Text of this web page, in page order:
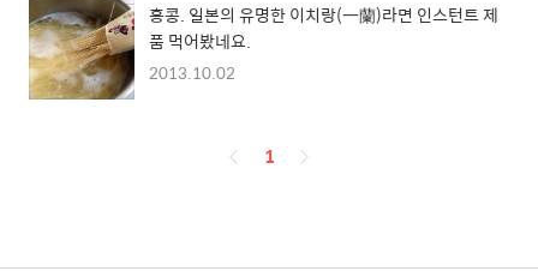
홍콩. 일본의 유명한 이치랑(一蘭)라면 인스턴트 제
품 먹어봤네요.
2013.10.02
페
1